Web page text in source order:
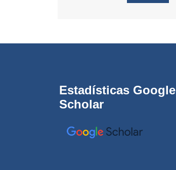
Estadísticas Google
Scholar